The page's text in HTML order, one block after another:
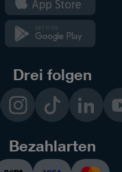
Drei folgen
LinkedInYouTube
Bezahlarten